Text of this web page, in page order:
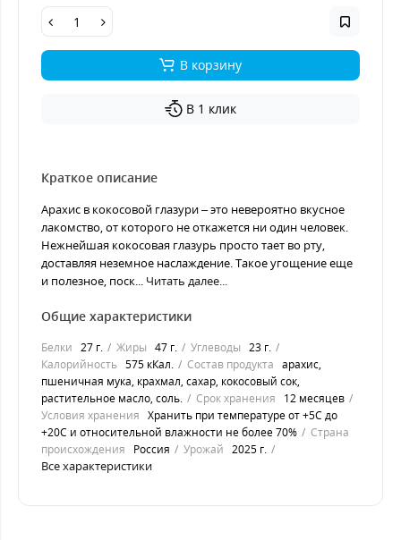
В корзину
В 1 клик
Краткое описание
Арахис в кокосовой глазури – это невероятно вкусное
лакомство, от которого не откажется ни один человек.
Нежнейшая кокосовая глазурь просто тает во рту,
доставляя неземное наслаждение. Такое угощение еще
и полезное, поск... Читать далее...
Общие характеристики
Белки 27 г. Жиры 47 г. Углеводы 23 г.
Калорийность 575 кКал. Состав продукта арахис,
пшеничная мука, крахмал, сахар, кокосовый сок,
растительное масло, соль.
Срок хранения
12 месяцев
Условия хранения Хранить при температуре от +5С до
+20С и относительной влажности не более 70%
Страна
происхождения
Россия Урожай 2025 г.
Все характеристики